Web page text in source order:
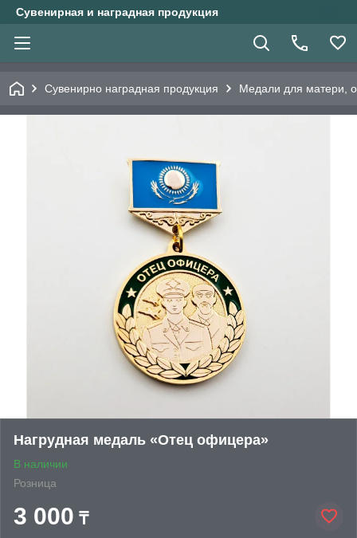
Сувенирная и наградная продукция
Сувенирно наградная продукция Медали для матери,
Нагрудная медаль «Отец офицера»
В наличии
Розница
3 000 ₸